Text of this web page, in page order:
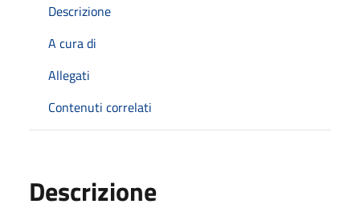
Descrizione
A cura di
Allegati
Contenuti correlati
Descrizione